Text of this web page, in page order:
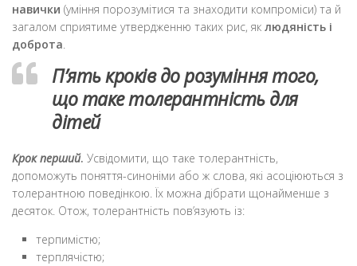
навички (уміння порозумітися та знаходити компроміси) та й
загалом сприятиме утвердженню таких рис, як людяність і
доброта.
П’ять кроків до розуміння того,
що таке толерантність для
дітей
Крок перший. Усвідомити, що таке толерантність,
допоможуть поняття-синоніми або ж слова, які асоціюються з
толерантною поведінкою. Їх можна дібрати щонайменше з
десяток. Отож, толерантність пов’язують із:
терпимістю;
терплячістю;